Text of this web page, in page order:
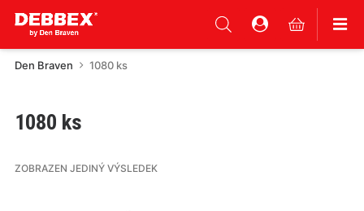
Den Braven 1080 ks
1080 ks
ZOBRAZEN JEDINÝ VÝSLEDEK